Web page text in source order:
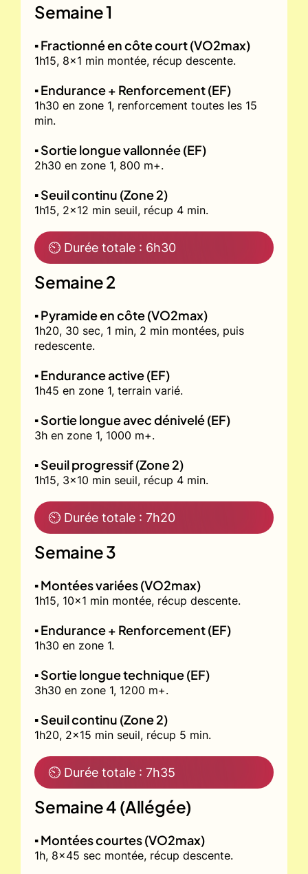
Semaine 1
▪️ Fractionné en côte court (VO2max)
1h15, 8x1 min montée, récup descente.
▪️ Endurance + Renforcement (EF)
1h30 en zone 1, renforcement toutes les 15
min.
▪️ Sortie longue vallonnée (EF)
2h30 en zone 1, 800 m+.
▪️ Seuil continu (Zone 2)
1h15, 2x12 min seuil, récup 4 min.
⏲ Durée totale : 6h30
Semaine 2
▪️ Pyramide en côte (VO2max)
1h20, 30 sec, 1 min, 2 min montées, puis
redescente.
▪️ Endurance active (EF)
1h45 en zone 1, terrain varié.
▪️ Sortie longue avec dénivelé (EF)
3h en zone 1, 1000 m+.
▪️ Seuil progressif (Zone 2)
1h15, 3x10 min seuil, récup 4 min.
⏲ Durée totale : 7h20
Semaine 3
▪️ Montées variées (VO2max)
1h15, 10x1 min montée, récup descente.
▪️ Endurance + Renforcement (EF)
1h30 en zone 1.
▪️ Sortie longue technique (EF)
3h30 en zone 1, 1200 m+.
▪️ Seuil continu (Zone 2)
1h20, 2x15 min seuil, récup 5 min.
⏲ Durée totale : 7h35
Semaine 4 (Allégée)
▪️ Montées courtes (VO2max)
1h, 8x45 sec montée, récup descente.